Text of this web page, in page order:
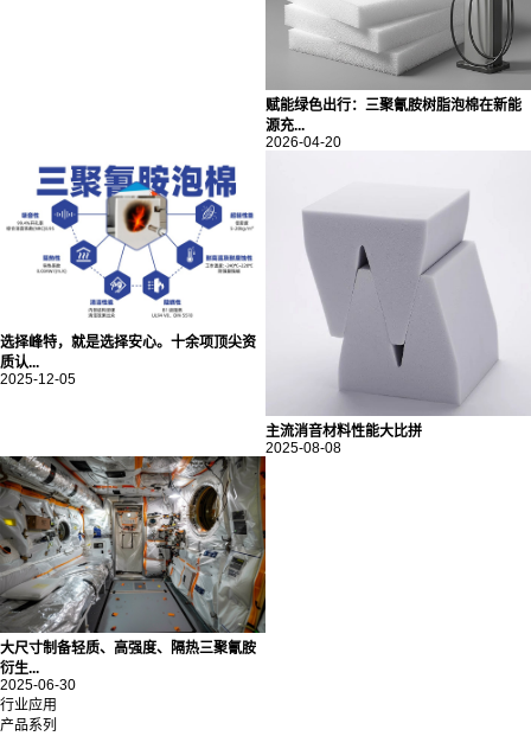
赋能绿色出行：三聚氰胺树脂泡棉在新能
源充...
2026-04-20
选择峰特，就是选择安心。十余项顶尖资
质认...
2025-12-05
主流消音材料性能大比拼
2025-08-08
大尺寸制备轻质、高强度、隔热三聚氰胺
衍生...
2025-06-30
行业应用
产品系列